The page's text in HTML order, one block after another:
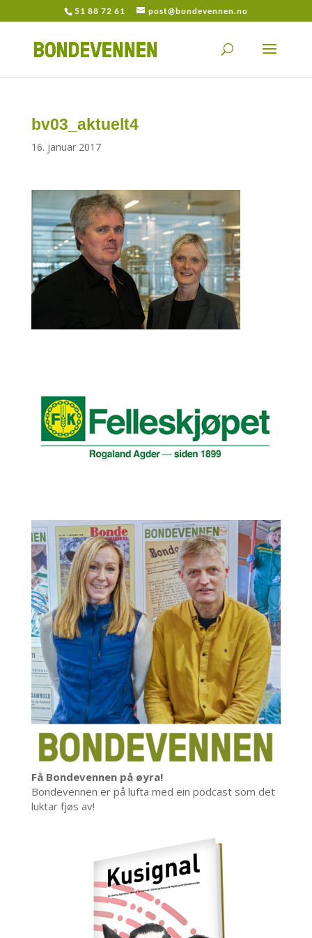
51 88 72 61 post@bondevennen.no
bv03_aktuelt4
16. januar 2017
Få Bondevennen på øyra!
Bondevennen er på lufta med ein podcast som det
luktar fjøs av!